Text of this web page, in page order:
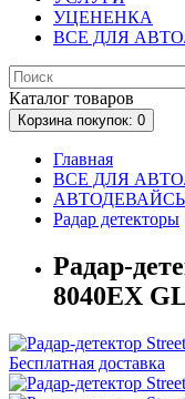
УЦЕНЕНКА
ВСЕ ДЛЯ
Каталог товаров
Корзинапокупок: 0
Главная
ВСЕ ДЛЯ
Радар детекторы
Радар-
8040EX
Бесплатная доставка